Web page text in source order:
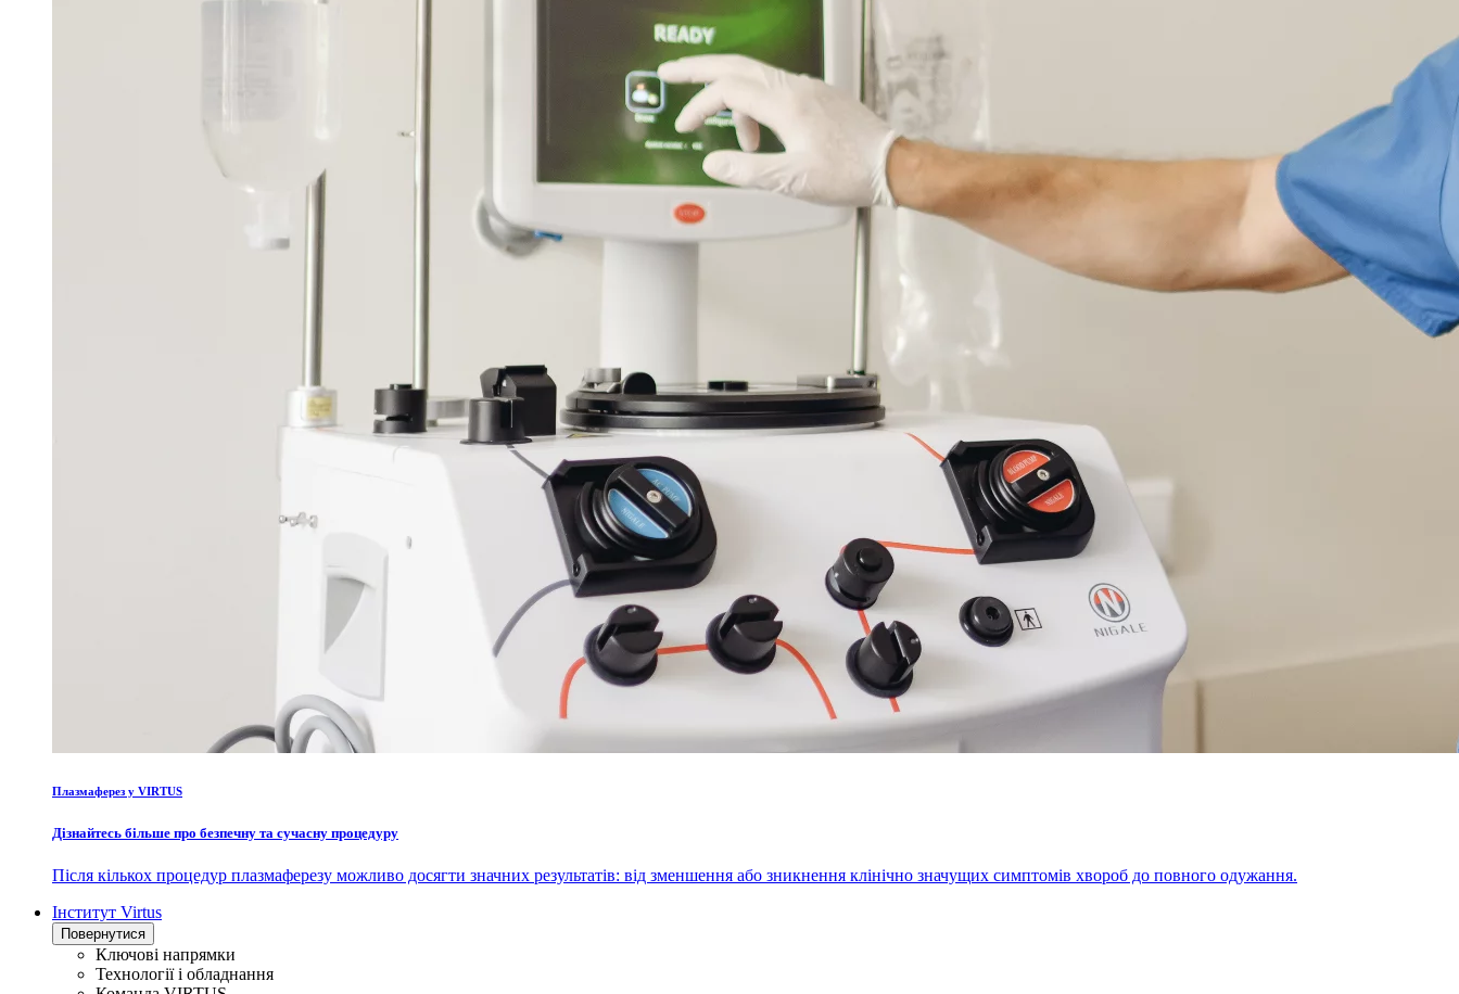
Плазмаферез у VIRTUS
Дізнайтесь більше про безпечну та сучасну процедуру
Після кількох процедур плазмаферезу можливо досягти значних результатів: від зменшення або зникнення клінічно значущих симптомів хвороб до повного одужання.
Інститут Virtus
Повернутися
Ключові напрямки
Технології і обладнання